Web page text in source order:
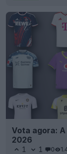
Vota agora:
2026
1 1 0